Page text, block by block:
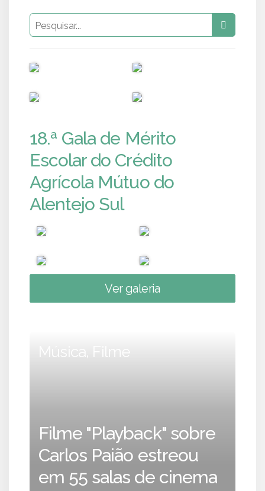
18.ª Gala de Mérito
Escolar do Crédito
Agrícola Mútuo do
Alentejo Sul
Ver galeria
Música, Filme
Filme "Playback" sobre
Carlos Paião estreou
em 55 salas de cinema